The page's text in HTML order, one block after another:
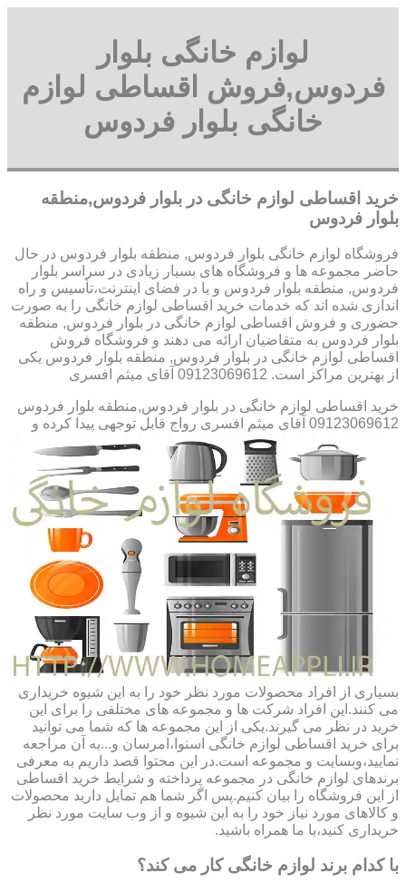
لوازم خانگی بلوار
فردوس,فروش اقساطی لوازم
خانگی بلوار فردوس
خرید اقساطی لوازم خانگی در بلوار فردوس,منطقه
بلوار فردوس
فروشگاه لوازم خانگی بلوار فردوس, منطقه بلوار فردوس در حال
حاضر مجموعه ها و فروشگاه های بسیار زیادی در سراسر بلوار
فردوس, منطقه بلوار فردوس و یا در فضای اینترنت،تأسیس و راه
اندازی شده اند که خدمات خرید اقساطی لوازم خانگی را به صورت
حضوری و فروش اقساطی لوازم خانگی در بلوار فردوس, منطقه
بلوار فردوس به متقاضیان ارائه می دهند و فروشگاه فروش
اقساطی لوازم خانگی در بلوار فردوس, منطقه بلوار فردوس یکی
از بهترین مراکز است. 09123069612 آقای میثم افسری
خرید اقساطی لوازم خانگی در بلوار فردوس,منطقه بلوار فردوس
09123069612 آقای میثم افسری
رواج قابل توجهی پیدا کرده و
بسیاری از افراد محصولات مورد نظر خود را به این شیوه خریداری
می کنند.این افراد شرکت ها و مجموعه های مختلفی را برای این
خرید در نظر می گیرند.یکی از این مجموعه ها که شما می توانید
برای خرید اقساطی لوازم خانگی اسنوا،امرسان و...به آن مراجعه
نمایید،وبسایت و مجموعه است.در این محتوا قصد داریم به معرفی
برندهای لوازم خانگی در مجموعه پرداخته و شرایط خرید اقساطی
از این فروشگاه را بیان کنیم.پس اگر شما هم تمایل دارید محصولات
و کالاهای مورد نیاز خود را به این شیوه و از وب سایت مورد نظر
خریداری کنید،با ما همراه باشید.
با کدام برند لوازم خانگی کار می کند؟